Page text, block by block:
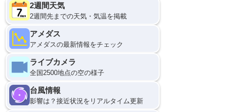
2週間天気
2週間先までの天気・気温を掲載
アメダス
アメダスの最新情報をチェック
ライブカメラ
全国2500地点の空の様子
台風情報
影響は？接近状況をリアルタイム更新